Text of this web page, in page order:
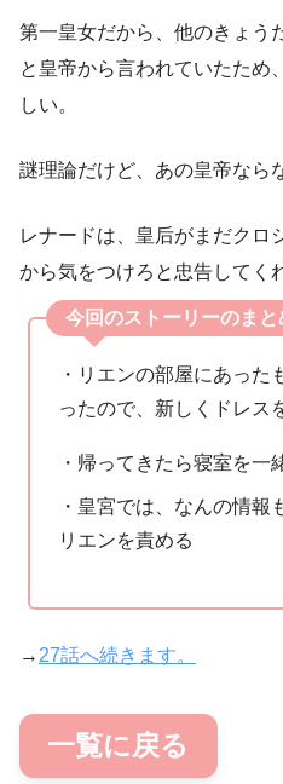
第一皇女だから、他のきょう
と皇帝から言われていたため
しい。
謎理論だけど、あの皇帝なら
レナードは、皇后がまだクロ
から気をつけろと忠告してく
今回のストーリーのまと
・リエンの部屋にあった
ったので、新しくドレス
・帰ってきたら寝室を一
・皇宮では、なんの情
リエンを責める
→ 27話へ続きます。
一覧に戻る